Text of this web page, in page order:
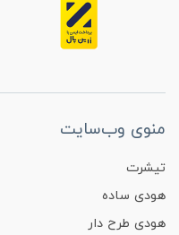
منوی وب‌سایت
تیشرت
هودی ساده
هودی طرح دار